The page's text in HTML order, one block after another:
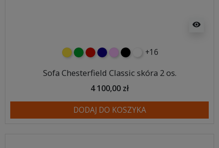
visibility
żółtyzielonyczerwony
granatowy
różowyczarnybiały+16
Sofa Chesterfield Classic skóra 2 os.
4 100,00 zł
DODAJ DO KOSZYKA